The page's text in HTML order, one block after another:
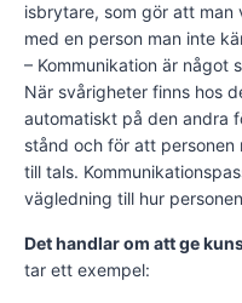
isbrytare, som gör att
med en person man inte
– Kommunikation är något
När svårigheter finns hos
automatiskt på den andra
stånd och för att personen
till tals.
vägledning till hur
Det handlar om att ge
tar ett exempel: